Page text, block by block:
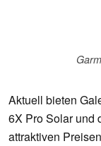
Aktuell bieten
6X Pro Solar und
attraktiven